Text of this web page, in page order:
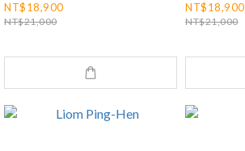
NT$18,900
NT$21,000
NT$18,900
NT$21,000